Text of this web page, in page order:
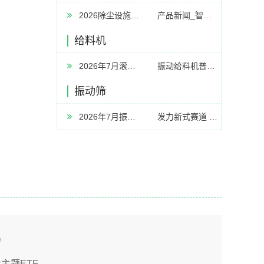
2026除尘设施厂家推荐工业除尘器设备中央工业中央器厂家优选指南
给料机
2026年7月滚筒筛厂家推荐指南：皮带传动滚筒筛有轴链条传动生活垃圾中心轴公司优选 振动给料机普遍的问题及解决方案汇总
振动筛
2026年7月振动筛厂家推荐指南：脱水筛高频脱水振动筛多层分级公司优选！